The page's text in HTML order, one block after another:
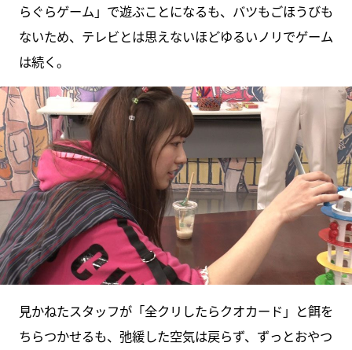
らぐらゲーム」で遊ぶことになるも、バツもごほうびも
ないため、テレビとは思えないほどゆるいノリでゲーム
は続く。
見かねたスタッフが「全クリしたらクオカード」と餌を
ちらつかせるも、弛緩した空気は戻らず、ずっとおやつ